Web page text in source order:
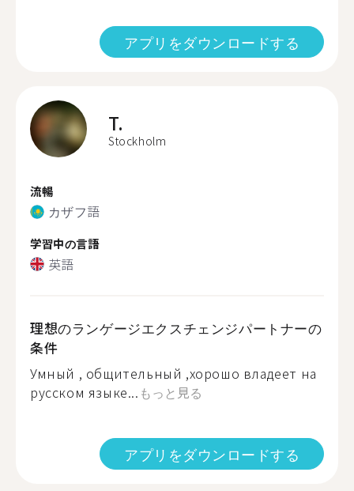
アプリをダウンロードする
T.
Stockholm
流暢
カザフ語
学習中の言語
英語
理想のランゲージエクスチェンジパートナーの
条件
Умный , общительный ,хорошо владеет на
русском языке... もっと見る
アプリをダウンロードする